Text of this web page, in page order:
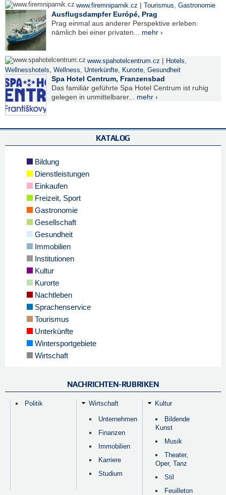
www.firemniparnik.cz | Tourismus, Gastronomie
Ausflugsdampfer Európé, Prag
Prag einmal aus anderer Perspektive erleben:
nämlich bei einer privaten... mehr ›
www.spahotelcentrum.cz | Hotels,
Wellnesshotels, Wellness, Unterkünfte, Kurorte, Gesundheit
Spa Hotel Centrum, Franzensbad
Das familiär geführte Spa Hotel Centrum ist ruhig
gelegen in unmittelbarer... mehr ›
KATALOG
Bildung
Dienstleistungen
Einkaufen
Freizeit, Sport
Gastronomie
Gesellschaft
Gesundheit
Immobilien
Institutionen
Kultur
Kurorte
Nachtleben
Sprachenservice
Tourismus
Unterkünfte
Wintersportgebiete
Wirtschaft
NACHRICHTEN-RUBRIKEN
Politik Wirtschaft
Unternehmen
Finanzen
Immobilien
Karriere
Studium
Kultur
Bildende
Kunst
Musik
Theater,
Oper, Tanz
Stil
Feuilleton